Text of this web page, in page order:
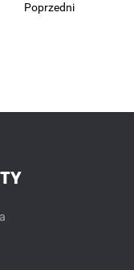
Poprzedni